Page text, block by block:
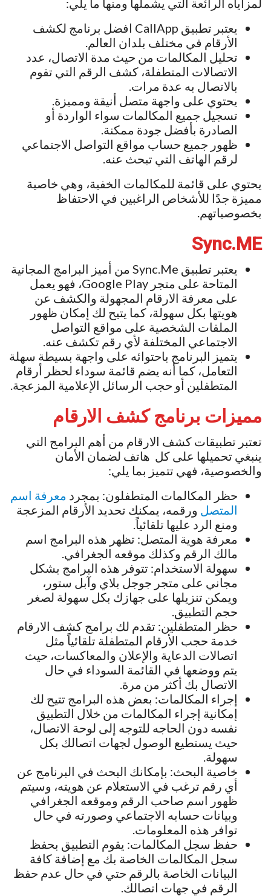
لمزاياه الرائعة التي يشملها ومنها ما يلي:
يعتبر تطبيق CallApp افضل برنامج لكشف
الأرقام في مختلف بلدان العالم.
تحليل المكالمات من حيث مدة الاتصال، عدد
الاتصالات المتطفلة، كشف الرقم التي تقوم
بالاتصال به عدة مرات.
يحتوي على واجهة متصل أنيقة ومميزة.
تسجيل جميع المكالمات سواء الواردة أو
الصادرة بأفضل جودة ممكنة.
ظهور جميع حساب مواقع التواصل الاجتماعي
لرقم الهاتف التي تبحث عنه.
يحتوي على قائمة للمكالمات الخفية، وهي خاصية
مميزة جدًا للأشخاص الراغبين في الاحتفاظ
بخصوصياتهم.
Sync.ME
يعتبر تطبيق Sync.Me من أميز البرامج المجانية
المتاحة على متجر Google Play، فهو يعمل
على معرفة الارقام المجهولة والكشف عن
هويتها بكل سهولة، كما يتيح لك إمكان ظهور
الملفات الشخصية على مواقع التواصل
الاجتماعي المختلفة لأي رقم تكشف عنه.
يتميز البرنامج باحتوائه على واجهة بسيطة سهلة
التعامل، كما أنه يضم قائمة سوداء لحظر أرقام
المتطفلين أو حجب الرسائل الإعلامية المزعجة.
مميزات برنامج كشف الارقام
تعتبر تطبيقات كشف الارقام من أهم البرامج التي
ينبغي تحميلها على كل هاتف لضمان الأمان
والخصوصية، فهي تتميز بما يلي:
حظر المكالمات المتطفلون: بمجرد معرفة اسم
المتصل ورقمه، يمكنك تحديد الأرقام المزعجة
ومنع الرد عليها تلقائياً.
معرفة هوية المتصل: تظهر هذه البرامج اسم
مالك الرقم وكذلك موقعه الجغرافي.
سهولة الاستخدام: تتوفر هذه البرامج بشكل
مجاني على متجر جوجل بلاي وآبل ستور،
ويمكن تنزيلها على جهازك بكل سهولة لصغر
حجم التطبيق.
حظر المتطفلين: تقدم لك برامج كشف الارقام
خدمة حجب الأرقام المتطفلة تلقائياً مثل
اتصالات الدعاية والإعلان والمعاكسات، حيث
يتم ووضعها في القائمة السوداء في حال
الاتصال بك أكثر من مرة.
إجراء المكالمات: بعض هذه البرامج تتيح لك
إمكانية إجراء المكالمات من خلال التطبيق
نفسه دون الحاجه للتوجه إلى لوحة الاتصال،
حيث يستطيع الوصول لجهات اتصالك بكل
سهولة.
خاصية البحث: بإمكانك البحث في البرنامج عن
أي رقم ترغب في الاستعلام عن هويته، وسيتم
ظهور اسم صاحب الرقم وموقعه الجغرافي
وبيانات حسابه الاجتماعي وصورته في حال
توافر هذه المعلومات.
حفظ سجل المكالمات: يقوم التطبيق بحفظ
سجل المكالمات الخاصة بك مع إضافة كافة
البيانات الخاصة بالرقم حتي في حال عدم حفظ
الرقم في جهات اتصالك.